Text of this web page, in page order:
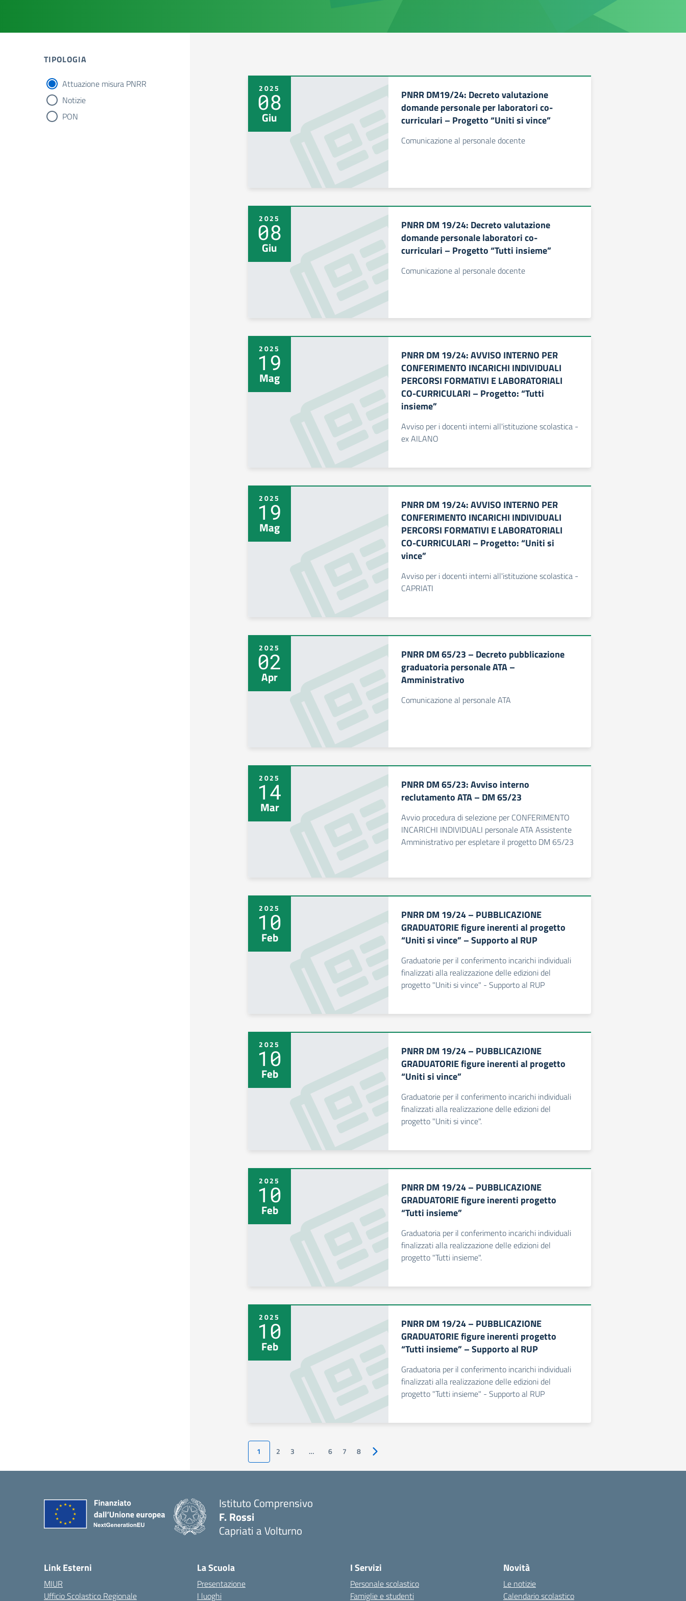
TIPOLOGIA
tipologia di articoli
Attuazione misura PNRR
Notizie
PON
2025
08
Giu
PNRR DM19/24: Decreto valutazione
domande personale per laboratori co-
curriculari – Progetto “Uniti si vince”
Comunicazione al personale docente
2025
08
Giu
PNRR DM 19/24: Decreto valutazione
domande personale laboratori co-
curriculari – Progetto “Tutti insieme”
Comunicazione al personale docente
2025
19
Mag
PNRR DM 19/24: AVVISO INTERNO PER
CONFERIMENTO INCARICHI INDIVIDUALI
PERCORSI FORMATIVI E LABORATORIALI
CO-CURRICULARI – Progetto: “Tutti
insieme”
Avviso per i docenti interni all'istituzione scolastica -
ex AILANO
2025
19
Mag
PNRR DM 19/24: AVVISO INTERNO PER
CONFERIMENTO INCARICHI INDIVIDUALI
PERCORSI FORMATIVI E LABORATORIALI
CO-CURRICULARI – Progetto: “Uniti si
vince”
Avviso per i docenti interni all'istituzione scolastica -
CAPRIATI
2025
02
Apr
PNRR DM 65/23 – Decreto pubblicazione
graduatoria personale ATA –
Amministrativo
Comunicazione al personale ATA
2025
14
Mar
PNRR DM 65/23: Avviso interno
reclutamento ATA – DM 65/23
Avvio procedura di selezione per CONFERIMENTO
INCARICHI INDIVIDUALI personale ATA Assistente
Amministrativo per espletare il progetto DM 65/23
2025
10
Feb
PNRR DM 19/24 – PUBBLICAZIONE
GRADUATORIE figure inerenti al progetto
“Uniti si vince” – Supporto al RUP
Graduatorie per il conferimento incarichi individuali
finalizzati alla realizzazione delle edizioni del
progetto "Uniti si vince" - Supporto al RUP
2025
10
Feb
PNRR DM 19/24 – PUBBLICAZIONE
GRADUATORIE figure inerenti al progetto
“Uniti si vince”
Graduatorie per il conferimento incarichi individuali
finalizzati alla realizzazione delle edizioni del
progetto "Uniti si vince".
2025
10
Feb
PNRR DM 19/24 – PUBBLICAZIONE
GRADUATORIE figure inerenti progetto
“Tutti insieme”
Graduatoria per il conferimento incarichi individuali
finalizzati alla realizzazione delle edizioni del
progetto "Tutti insieme".
2025
10
Feb
PNRR DM 19/24 – PUBBLICAZIONE
GRADUATORIE figure inerenti progetto
“Tutti insieme” – Supporto al RUP
Graduatoria per il conferimento incarichi individuali
finalizzati alla realizzazione delle edizioni del
progetto "Tutti insieme" - Supporto al RUP
1 2 3 … 6 7 8 Pagina successiva
Istituto Comprensivo
F. Rossi
Capriati a Volturno
Link Esterni
MIUR
Ufficio Scolastico Regionale
La Scuola
Presentazione
I luoghi
I Servizi
Personale scolastico
Famiglie e studenti
Novità
Le notizie
Calendario scolastico